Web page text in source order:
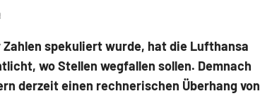
Zahlen spekuliert wurde, hat die Lufthansa
wo Stellen wegfallen sollen. Demnach
derzeit einen rechnerischen Überhang von